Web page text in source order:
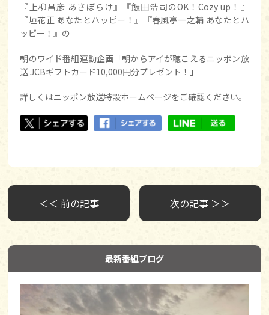
『上柳昌彦 あさぼらけ』『飯田浩司のOK！Cozy up！』
『垣花正 あなたとハッピー！』『春風亭一之輔 あなたとハ
ッピー！』の
朝のワイド番組連動企画「朝からアイが聴こえるニッポン放
送 JCBギフトカード10,000円分プレゼント！」
詳しくはニッポン放送特設ホームページをご確認ください。
＜＜ 前の記事 次の記事 ＞＞
最新番組ブログ